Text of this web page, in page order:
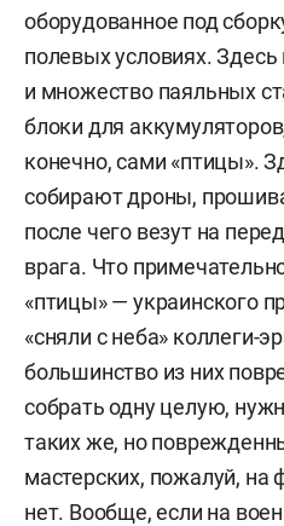
оборудованное под
полевых условиях. Здесь
и множество паяльных
блоки для
конечно, сами «птицы».
собирают дроны,
после чего везут на
врага. Что
«птицы» — украинского
«сняли с неба» коллеги-
большинство из них
собрать одну целую,
таких же, но
мастерских, пожалуй, на
нет. Вообще, если на